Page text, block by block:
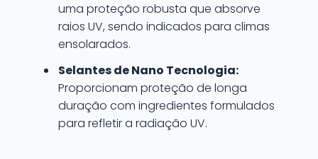
uma proteção robusta que absorve
raios UV, sendo indicados para climas
ensolarados.
Selantes de Nano Tecnologia:
Proporcionam proteção de longa
duração com ingredientes formulados
para refletir a radiação UV.